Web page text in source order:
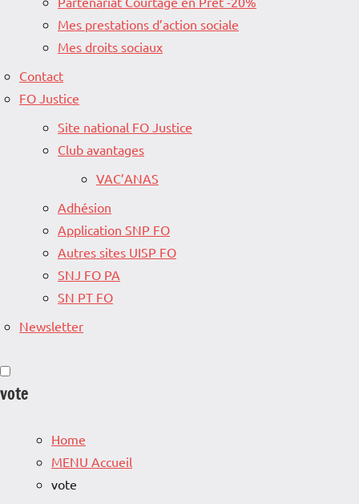
Mes prestations d’action sociale
Mes droits sociaux
Contact
FO Justice
Site national FO Justice
Club avantages
VAC’ANAS
Adhésion
Application SNP FO
Autres sites UISP FO
SNJ FO PA
SN PT FO
Newsletter
vote
Home
MENU Accueil
vote